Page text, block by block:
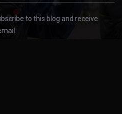
to this blog and receive